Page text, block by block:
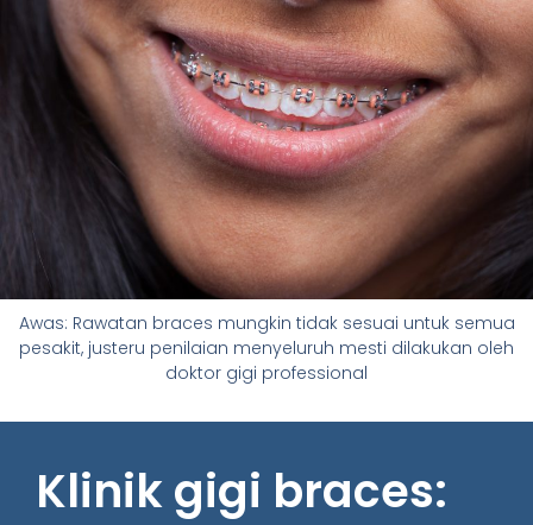
Awas: Rawatan braces mungkin tidak sesuai untuk semua
pesakit, justeru penilaian menyeluruh mesti dilakukan oleh
doktor gigi professional
Klinik gigi braces: